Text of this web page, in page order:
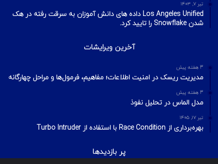
تیر ۷, ۱۴۰۳
Los Angeles Unified داده های دانش آموزان به سرقت رفته در هک
شدن Snowflake را تایید کرد.
آخرین ویرایشات
3 هفته پیش
مدیریت ریسک در امنیت اطلاعات؛ مفاهیم، فرمول‌ها و مراحل چهارگانه
3 هفته پیش
مدل الماس در تحلیل نفوذ
تیر ۱۷, ۱۴۰۵
بهره‌برداری از Race Condition با استفاده از Turbo Intruder
پر بازدیدها